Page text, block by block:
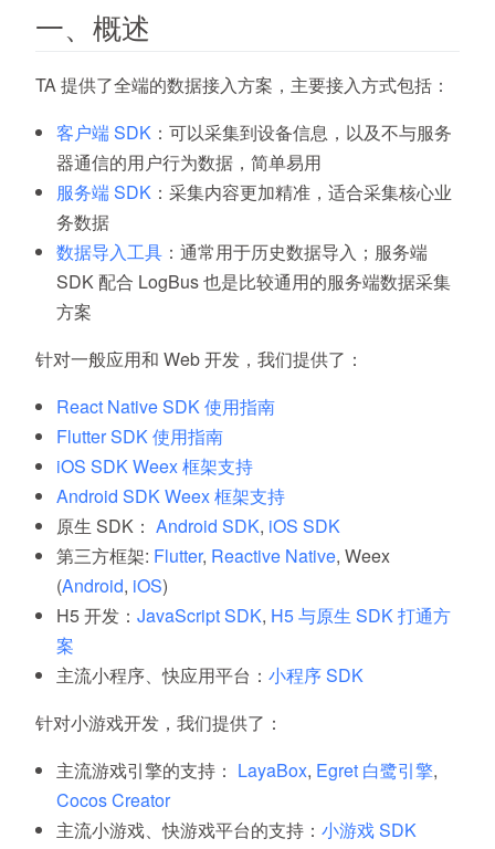
一、概述
TA 提供了全端的数据接入方案，主要接入方式包括：
客户端 SDK ：可以采集到设备信息，以及不与服务
器通信的用户行为数据，简单易用
服务端 SDK ：采集内容更加精准，适合采集核心业
务数据
数据导入工具 ：通常用于历史数据导入；服务端
SDK 配合 LogBus 也是比较通用的服务端数据采集
方案
针对一般应用和 Web 开发，我们提供了：
React Native SDK 使用指南
Flutter SDK 使用指南
iOS SDK Weex 框架支持
Android SDK Weex 框架支持
原生 SDK：Android SDK, iOS SDK
第三方框架: Flutter, Reactive Native, Weex
(Android, iOS)
H5 开发：JavaScript SDK, H5 与原生 SDK 打通方
案
主流小程序、快应用平台：小程序 SDK
针对小游戏开发，我们提供了：
主流游戏引擎的支持： LayaBox, Egret 白鹭引擎,
Cocos Creator
主流小游戏、快游戏平台的支持：小游戏 SDK